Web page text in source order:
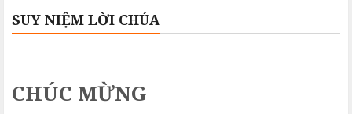
SUY NIỆM LỜI CHÚA
CHÚC MỪNG